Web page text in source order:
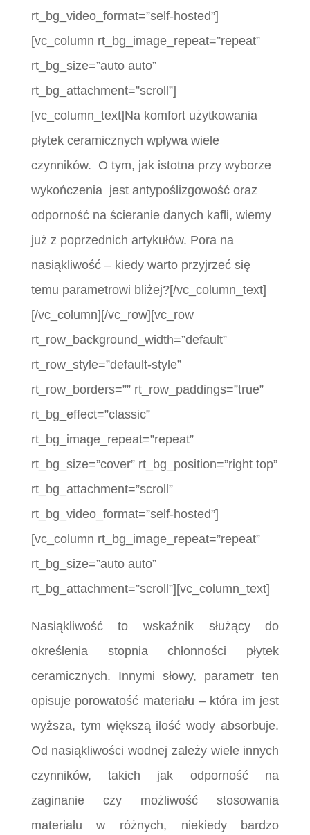
rt_bg_video_format=”self-hosted”]
[vc_column rt_bg_image_repeat=”repeat”
rt_bg_size=”auto auto”
rt_bg_attachment=”scroll”]
[vc_column_text]Na komfort użytkowania
płytek ceramicznych wpływa wiele
czynników. O tym, jak istotna przy wyborze
wykończenia jest antypoślizgowość oraz
odporność na ścieranie danych kafli, wiemy
już z poprzednich artykułów. Pora na
nasiąkliwość – kiedy warto przyjrzeć się
temu parametrowi bliżej?[/vc_column_text]
[/vc_column][/vc_row][vc_row
rt_row_background_width=”default”
rt_row_style=”default-style”
rt_row_borders=”” rt_row_paddings=”true”
rt_bg_effect=”classic”
rt_bg_image_repeat=”repeat”
rt_bg_size=”cover” rt_bg_position=”right top”
rt_bg_attachment=”scroll”
rt_bg_video_format=”self-hosted”]
[vc_column rt_bg_image_repeat=”repeat”
rt_bg_size=”auto auto”
rt_bg_attachment=”scroll”][vc_column_text]
Nasiąkliwość to wskaźnik służący do
określenia stopnia chłonności płytek
ceramicznych. Innymi słowy, parametr ten
opisuje porowatość materiału – która im jest
wyższa, tym większą ilość wody absorbuje.
Od nasiąkliwości wodnej zależy wiele innych
czynników, takich jak odporność na
zaginanie czy możliwość stosowania
materiału w różnych, niekiedy bardzo